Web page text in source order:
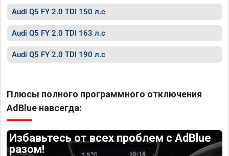
Audi Q5 FY 2.0 TDI 150 л.с
Audi Q5 FY 2.0 TDI 163 л.с
Audi Q5 FY 2.0 TDI 190 л.с
Плюсы полного программного отключения
AdBlue навсегда:
Избавьтесь от всех проблем с AdBlue
разом!